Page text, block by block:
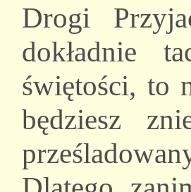
Drogi
dokładnie
świętości, to
będziesz